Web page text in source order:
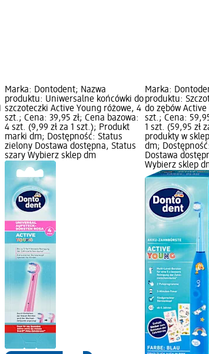
Marka: Dontodent; Nazwa
produktu: Uniwersalne końcówki do
szczoteczki Active Young różowe, 4
szt.; Cena: 39,95 zł; Cena bazowa:
4 szt. (9,99 zł za 1 szt.); Produkt
marki dm; Dostępność: Status
zielony Dostawa dostępna, Status
szary Wybierz sklep dm
Marka:
produktu:
do zębów
szt.; Cena:
1 szt. (59,95 zł
produkty w
dm;
Dostawa
Wybierz sklep